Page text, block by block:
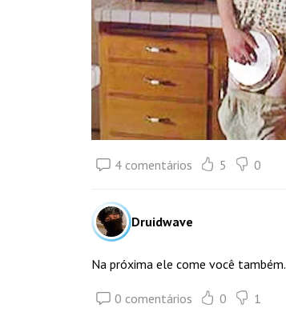
4 comentários 5 0
Druidwave
Na próxima ele come você também.
0 comentários 0 1